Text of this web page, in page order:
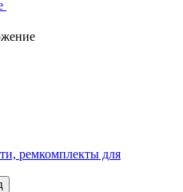
ремкомплекты для